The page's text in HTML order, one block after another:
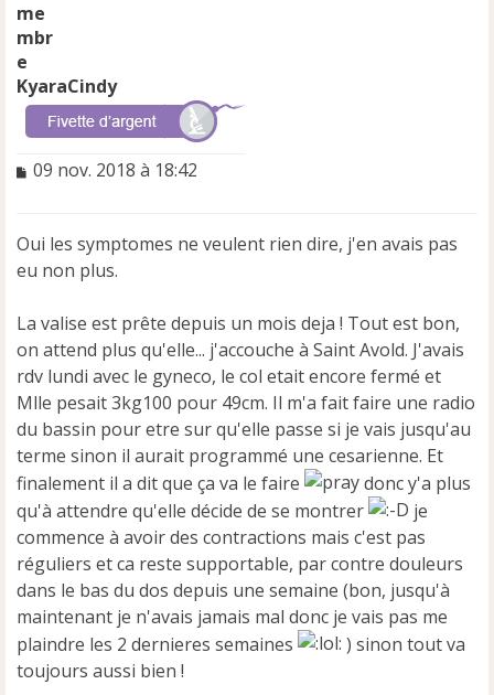
KyaraCindy
M
a
g
n
o
n
l
u
09 nov. 2018 à 18:42
Oui les symptomes ne veulent rien dire, j'en avais pas
eu non plus.
La valise est prête depuis un mois deja ! Tout est bon,
on attend plus qu'elle... j'accouche à Saint Avold. J'avais
rdv lundi avec le gyneco, le col etait encore fermé et
Mlle pesait 3kg100 pour 49cm. Il m'a fait faire une radio
du bassin pour etre sur qu'elle passe si je vais jusqu'au
terme sinon il aurait programmé une cesarienne. Et
finalement il a dit que ça va le faire
donc y'a plus
qu'à attendre qu'elle décide de se montrer
je
commence à avoir des contractions mais c'est pas
réguliers et ca reste supportable, par contre douleurs
dans le bas du dos depuis une semaine (bon, jusqu'à
maintenant je n'avais jamais mal donc je vais pas me
plaindre les 2 dernieres semaines
) sinon tout va
toujours aussi bien !